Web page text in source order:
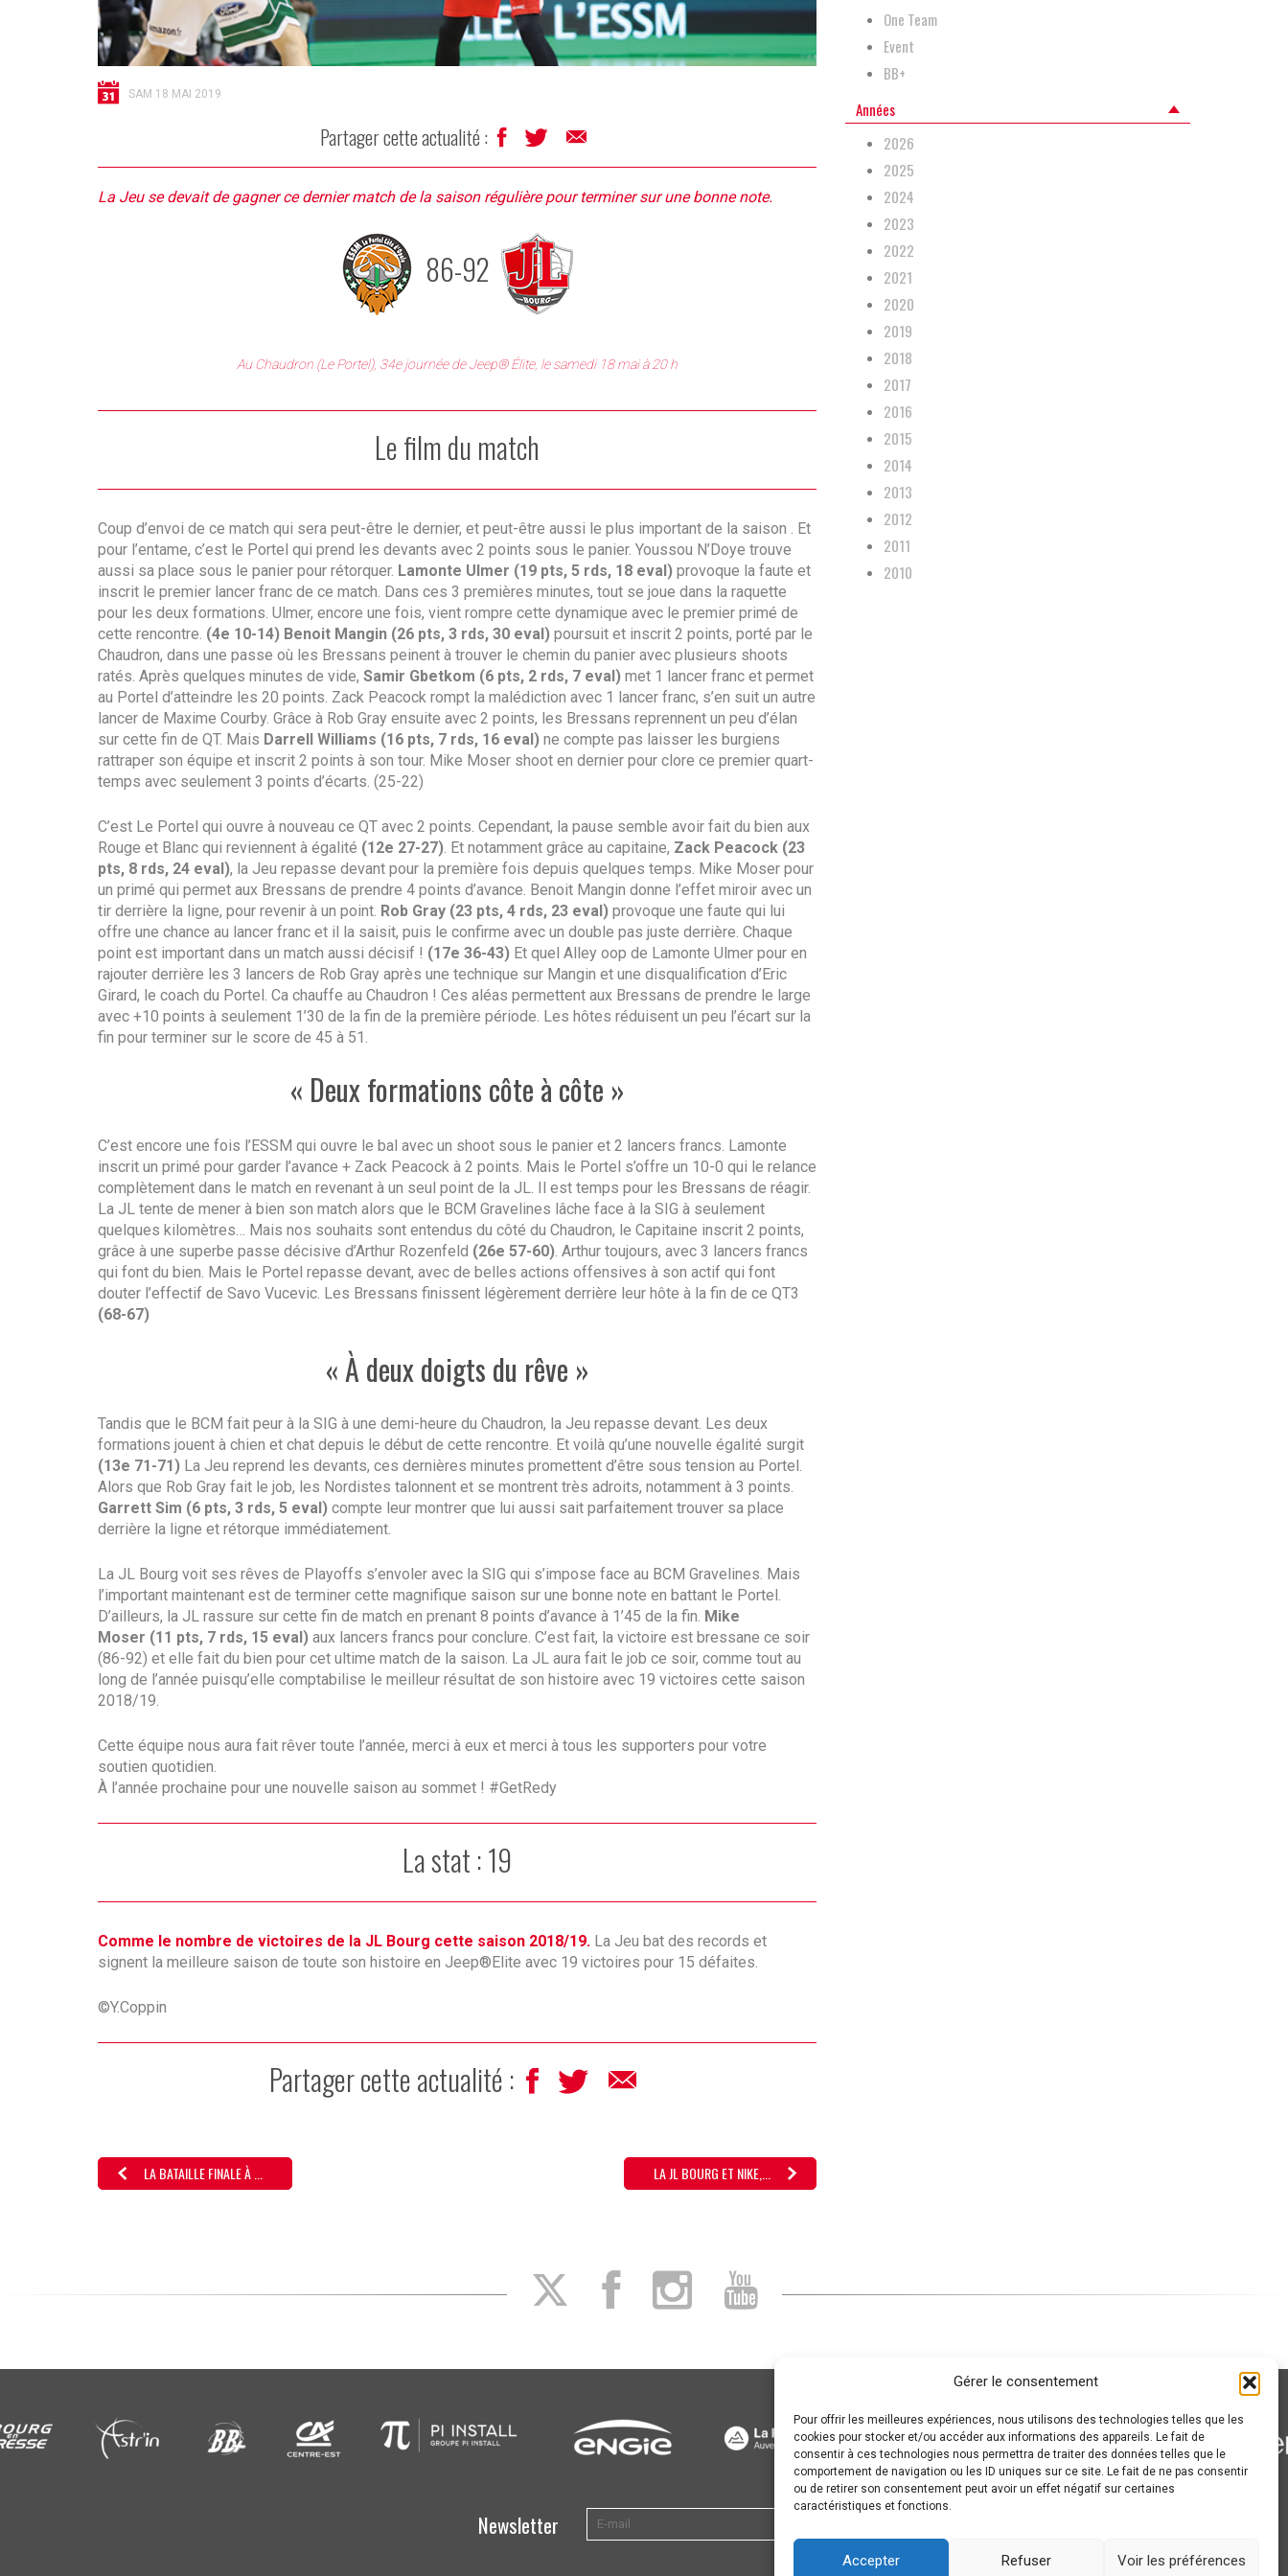
Gérer le consentement
Pour offrir les meilleures expériences, nous utilisons des technologies telles que les
cookies pour stocker et/ou accéder aux informations des appareils. Le fait de
consentir à ces technologies nous permettra de traiter des données telles que le
comportement de navigation ou les ID uniques sur ce site. Le fait de ne pas consentir
ou de retirer son consentement peut avoir un effet négatif sur certaines
caractéristiques et fonctions.
Accepter Refuser Voir les préférences
SAM 18 MAI 2019
Partager cette actualité :
La Jeu se devait de gagner ce dernier match de la saison régulière pour terminer sur une bonne note.
86-92
Au Chaudron (Le Portel), 34e journée de Jeep® Élite, le samedi 18 mai à 20 h
Le film du match
Coup d’envoi de ce match qui sera peut-être le dernier, et peut-être aussi le plus important de la saison . Et
pour l’entame, c’est le Portel qui prend les devants avec 2 points sous le panier. Youssou N’Doye trouve
aussi sa place sous le panier pour rétorquer. Lamonte Ulmer (19 pts, 5 rds, 18 eval) provoque la faute et
inscrit le premier lancer franc de ce match. Dans ces 3 premières minutes, tout se joue dans la raquette
pour les deux formations. Ulmer, encore une fois, vient rompre cette dynamique avec le premier primé de
cette rencontre. (4e 10-14) Benoit Mangin (26 pts, 3 rds, 30 eval) poursuit et inscrit 2 points, porté par le
Chaudron, dans une passe où les Bressans peinent à trouver le chemin du panier avec plusieurs shoots
ratés. Après quelques minutes de vide, Samir Gbetkom (6 pts, 2 rds, 7 eval) met 1 lancer franc et permet
au Portel d’atteindre les 20 points. Zack Peacock rompt la malédiction avec 1 lancer franc, s’en suit un autre
lancer de Maxime Courby. Grâce à Rob Gray ensuite avec 2 points, les Bressans reprennent un peu d’élan
sur cette fin de QT. Mais Darrell Williams (16 pts, 7 rds, 16 eval) ne compte pas laisser les burgiens
rattraper son équipe et inscrit 2 points à son tour. Mike Moser shoot en dernier pour clore ce premier quart-
temps avec seulement 3 points d’écarts. (25-22)
C’est Le Portel qui ouvre à nouveau ce QT avec 2 points. Cependant, la pause semble avoir fait du bien aux
Rouge et Blanc qui reviennent à égalité (12e 27-27). Et notamment grâce au capitaine, Zack Peacock (23
pts, 8 rds, 24 eval), la Jeu repasse devant pour la première fois depuis quelques temps. Mike Moser pour
un primé qui permet aux Bressans de prendre 4 points d’avance. Benoit Mangin donne l’effet miroir avec un
tir derrière la ligne, pour revenir à un point. Rob Gray (23 pts, 4 rds, 23 eval) provoque une faute qui lui
offre une chance au lancer franc et il la saisit, puis le confirme avec un double pas juste derrière. Chaque
point est important dans un match aussi décisif ! (17e 36-43) Et quel Alley oop de Lamonte Ulmer pour en
rajouter derrière les 3 lancers de Rob Gray après une technique sur Mangin et une disqualification d’Eric
Girard, le coach du Portel. Ca chauffe au Chaudron ! Ces aléas permettent aux Bressans de prendre le large
avec +10 points à seulement 1’30 de la fin de la première période. Les hôtes réduisent un peu l’écart sur la
fin pour terminer sur le score de 45 à 51.
« Deux formations côte à côte »
C’est encore une fois l’ESSM qui ouvre le bal avec un shoot sous le panier et 2 lancers francs. Lamonte
inscrit un primé pour garder l’avance + Zack Peacock à 2 points. Mais le Portel s’offre un 10-0 qui le relance
complètement dans le match en revenant à un seul point de la JL. Il est temps pour les Bressans de réagir.
La JL tente de mener à bien son match alors que le BCM Gravelines lâche face à la SIG à seulement
quelques kilomètres… Mais nos souhaits sont entendus du côté du Chaudron, le Capitaine inscrit 2 points,
grâce à une superbe passe décisive d’Arthur Rozenfeld (26e 57-60). Arthur toujours, avec 3 lancers francs
qui font du bien. Mais le Portel repasse devant, avec de belles actions offensives à son actif qui font
douter l’effectif de Savo Vucevic. Les Bressans finissent légèrement derrière leur hôte à la fin de ce QT3
(68-67)
« À deux doigts du rêve »
Tandis que le BCM fait peur à la SIG à une demi-heure du Chaudron, la Jeu repasse devant. Les deux
formations jouent à chien et chat depuis le début de cette rencontre. Et voilà qu’une nouvelle égalité surgit
(13e 71-71) La Jeu reprend les devants, ces dernières minutes promettent d’être sous tension au Portel.
Alors que Rob Gray fait le job, les Nordistes talonnent et se montrent très adroits, notamment à 3 points.
Garrett Sim (6 pts, 3 rds, 5 eval) compte leur montrer que lui aussi sait parfaitement trouver sa place
derrière la ligne et rétorque immédiatement.
La JL Bourg voit ses rêves de Playoffs s’envoler avec la SIG qui s’impose face au BCM Gravelines. Mais
l’important maintenant est de terminer cette magnifique saison sur une bonne note en battant le Portel.
D’ailleurs, la JL rassure sur cette fin de match en prenant 8 points d’avance à 1’45 de la fin. Mike
Moser (11 pts, 7 rds, 15 eval) aux lancers francs pour conclure. C’est fait, la victoire est bressane ce soir
(86-92) et elle fait du bien pour cet ultime match de la saison. La JL aura fait le job ce soir, comme tout au
long de l’année puisqu’elle comptabilise le meilleur résultat de son histoire avec 19 victoires cette saison
2018/19.
Cette équipe nous aura fait rêver toute l’année, merci à eux et merci à tous les supporters pour votre
soutien quotidien.
À l’année prochaine pour une nouvelle saison au sommet ! #GetRedy
La stat : 19
Comme le nombre de victoires de la JL Bourg cette saison 2018/19. La Jeu bat des records et
signent la meilleure saison de toute son histoire en Jeep®Elite avec 19 victoires pour 15 défaites.
©Y.Coppin
Partager cette actualité :
LA BATAILLE FINALE À ... LA JL BOURG ET NIKE,...
One Team
Event
BB+
Années
2026
2025
2024
2023
2022
2021
2020
2019
2018
2017
2016
2015
2014
2013
2012
2011
2010
Newsletter